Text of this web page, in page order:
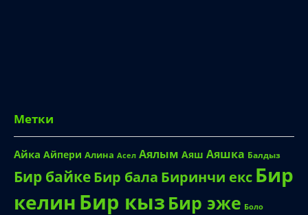
Метки
Айка Айпери Алина Асел Аялым Аяш Аяшка Балдыз
Бир байкеБир бала Биринчи екс Бир
келин Бир кыз Бир эже Боло